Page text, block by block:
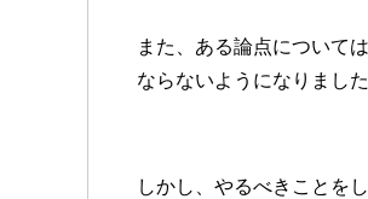
また、ある論点について
ならないようになりました
しかし、やるべきことを